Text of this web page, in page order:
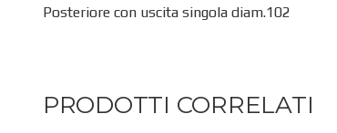
Posteriore con uscita singola diam.102
PRODOTTI CORRELATI